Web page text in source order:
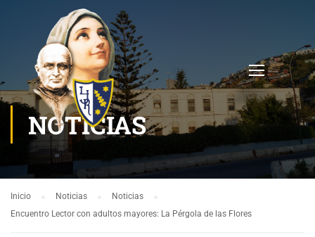
NOTICIAS
Inicio Noticias
Noticias
Encuentro Lector con adultos mayores: La Pérgola de las Flores